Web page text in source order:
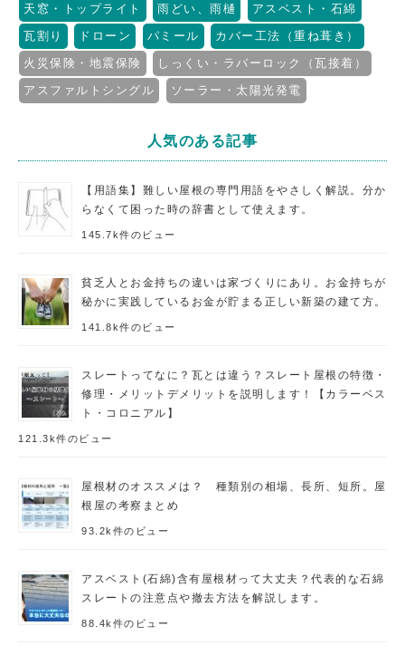
天窓・トップライト 雨どい、雨樋
アスベスト・石綿
瓦割り
ドローン パミール
カバー工法（重ね葺き）
火災保険・地震保険
しっくい・ラバーロック（瓦接着）
アスファルトシングル
ソーラー・太陽光発電
人気のある記事
【用語集】難しい屋根の専門用語をやさしく解説。分か
らなくて困った時の辞書として使えます。
145.7k件のビュー
貧乏人とお金持ちの違いは家づくりにあり。お金持ちが
秘かに実践しているお金が貯まる正しい新築の建て方。
141.8k件のビュー
スレートってなに？瓦とは違う？スレート屋根の特徴・
修理・メリットデメリットを説明します！【カラーベス
ト・コロニアル】
121.3k件のビュー
屋根材のオススメは？ 種類別の相場、長所、短所。屋
根屋の考察まとめ
93.2k件のビュー
アスベスト(石綿)含有屋根材って大丈夫？代表的な石綿
スレートの注意点や撤去方法を解説します。
88.4k件のビュー